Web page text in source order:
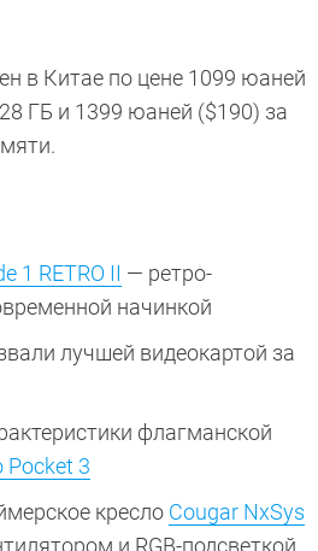
в Китае по цене 1099 юаней
ГБ и 1399 юаней ($190) за
1 RETRO II — ретро-
начинкой
лучшей видеокартой за
флагманской
Pocket 3
кресло Cougar NxSys
и RGB-подсветкой